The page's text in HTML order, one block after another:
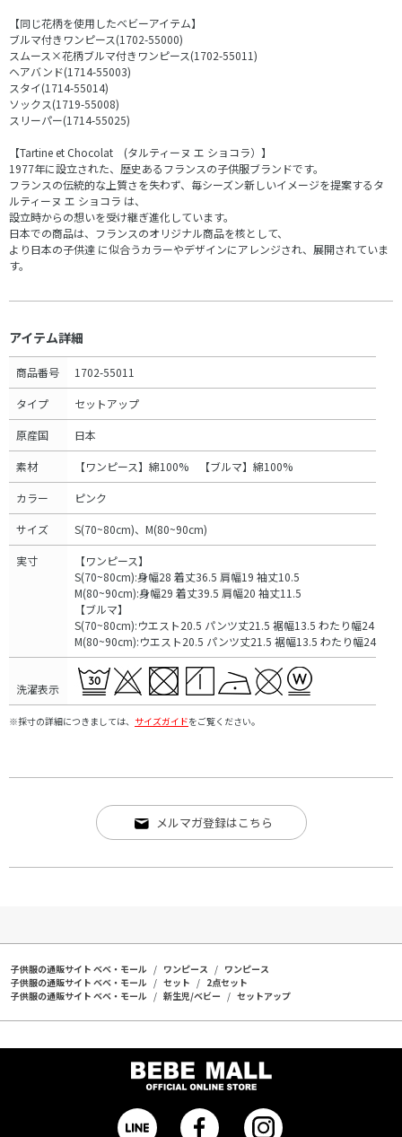
【同じ花柄を使用したベビーアイテム】
ブルマ付きワンピース(1702-55000)
スムース×花柄ブルマ付きワンピース(1702-55011)
ヘアバンド(1714-55003)
スタイ(1714-55014)
ソックス(1719-55008)
スリーパー(1714-55025)
【Tartine et Chocolat (タルティーヌ エ ショコラ）】
1977年に設立された、歴史あるフランスの子供服ブランドです。
フランスの伝統的な上質さを失わず、毎シーズン新しいイメージを提案するタ
ルティーヌ エ ショコラ は、
設立時からの想いを受け継ぎ進化しています。
日本での商品は、フランスのオリジナル商品を核として、
より日本の子供達 に似合うカラーやデザインにアレンジされ、展開されていま
す。
アイテム詳細
商品番号 1702-55011
タイプ セットアップ
原産国 日本
素材 【ワンピース】綿100% 【ブルマ】綿100%
カラー ピンク
サイズ S(70~80cm)、M(80~90cm)
実寸
【ワンピース】
S(70~80cm):身幅28 着丈36.5 肩幅19 袖丈10.5
M(80~90cm):身幅29 着丈39.5 肩幅20 袖丈11.5
【ブルマ】
S(70~80cm):ウエスト20.5 パンツ丈21.5 裾幅13.5 わたり幅24
M(80~90cm):ウエスト20.5 パンツ丈21.5 裾幅13.5 わたり幅24
洗濯表示
※採寸の詳細につきましては、 サイズガイドをご覧ください。
メルマガ登録はこちら
子供服の通販サイト ベベ・モール ワンピース
ワンピース
子供服の通販サイト ベベ・モール
セット
2点セット
子供服の通販サイト ベベ・モール
新生児/ベビー セットアップ